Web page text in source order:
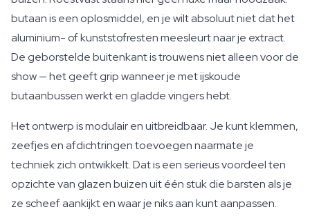
butaan is een oplosmiddel, en je wilt absoluut niet dat het
aluminium- of kunststofresten meesleurt naar je extract.
De geborstelde buitenkant is trouwens niet alleen voor de
show — het geeft grip wanneer je met ijskoude
butaanbussen werkt en gladde vingers hebt.
Het ontwerp is modulair en uitbreidbaar. Je kunt klemmen,
zeefjes en afdichtringen toevoegen naarmate je
techniek zich ontwikkelt. Dat is een serieus voordeel ten
opzichte van glazen buizen uit één stuk die barsten als je
ze scheef aankijkt en waar je niks aan kunt aanpassen.